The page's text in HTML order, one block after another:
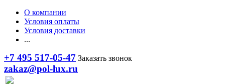
О компании
Условия оплаты
Условия доставки
...
+7 495 517-05-47 Заказать звонок
zakaz@pol-lux.ru